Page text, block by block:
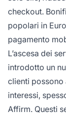
checkout.
popolari in
pagamento
L’ascesa dei
introdotto un
clienti possono
interessi,
Affirm. Questi